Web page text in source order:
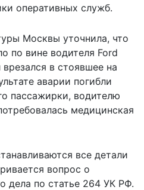
оперативных служб.
Москвы уточнила, что
по вине водителя Ford
в стоявшее на
аварии погибли
пассажирки, водителю
медицинская
все детали
вопрос о
дела по статье 264 УК РФ.